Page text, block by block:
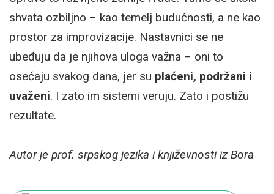
shvata ozbiljno – kao temelj budućnosti, a ne kao
prostor za improvizacije. Nastavnici se ne
ubeđuju da je njihova uloga važna – oni to
osećaju svakog dana, jer su plaćeni, podržani i
uvaženi. I zato im sistemi veruju. Zato i postižu
rezultate.
Autor je prof. srpskog jezika i književnosti iz Bora